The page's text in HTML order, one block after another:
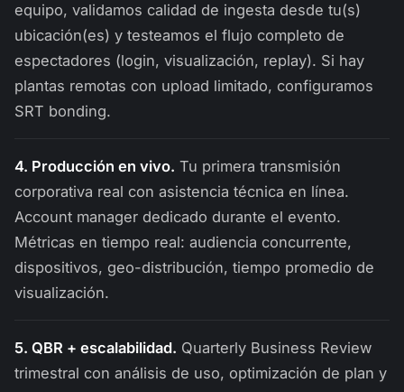
equipo, validamos calidad de ingesta desde tu(s)
ubicación(es) y testeamos el flujo completo de
espectadores (login, visualización, replay). Si hay
plantas remotas con upload limitado, configuramos
SRT bonding.
4. Producción en vivo. Tu primera transmisión
corporativa real con asistencia técnica en línea.
Account manager dedicado durante el evento.
Métricas en tiempo real: audiencia concurrente,
dispositivos, geo-distribución, tiempo promedio de
visualización.
5. QBR + escalabilidad. Quarterly Business Review
trimestral con análisis de uso, optimización de plan y